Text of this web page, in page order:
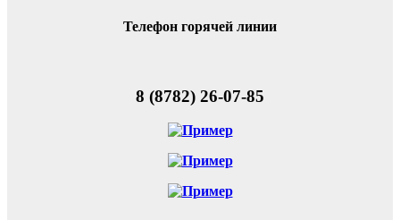
Телефон горячей линии
8 (8782) 26-07-85